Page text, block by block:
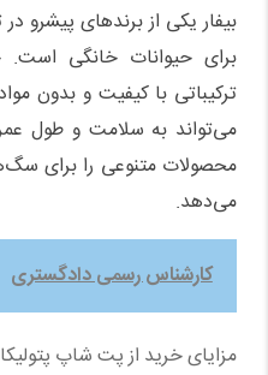
بیفار یکی از برندهای پیشرو
برای حیوانات خانگی
ترکیباتی با کیفیت و بدون
می‌تواند به سلامت و طول
محصولات متنوعی را برای
می‌دهد.
کارشناس رسمی دادگستری
مزایای خرید از پت شاپ پتولیکا